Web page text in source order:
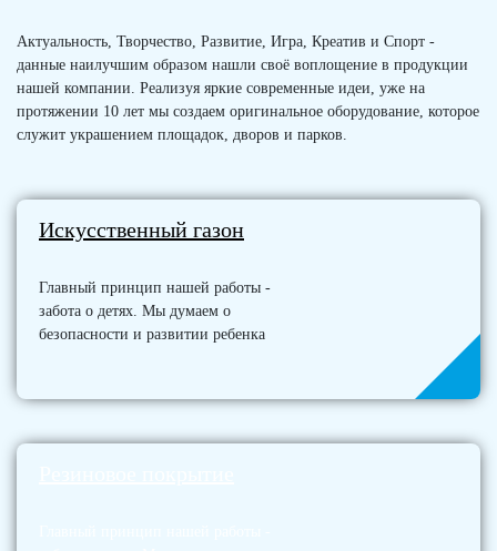
Актуальность, Творчество, Развитие, Игра, Креатив и Спорт -
данные наилучшим образом нашли своё воплощение в продукции
нашей компании. Реализуя яркие современные идеи, уже на
протяжении 10 лет мы создаем оригинальное оборудование, которое
служит украшением площадок, дворов и парков.
Искусственный газон
Главный принцип нашей работы -
забота о детях. Мы думаем о
безопасности и развитии ребенка